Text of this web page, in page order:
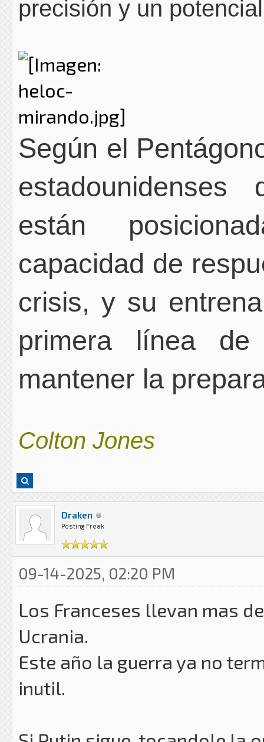
precisión y un
Según el
estadounidenses
están
capacidad de
crisis, y su
primera línea
mantener la
Colton Jones
Draken
Posting Freak
09-14-2025, 02:20 PM
Los Franceses llevan mas
Ucrania.
Este año la guerra ya no
inutil.